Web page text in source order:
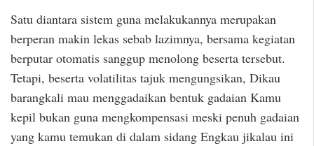
Satu diantara sistem guna melakukannya merupakan
berperan makin lekas sebab lazimnya, bersama kegiatan
berputar otomatis sanggup menolong beserta tersebut.
Tetapi, beserta volatilitas tajuk mengungsikan, Dikau
barangkali mau menggadaikan bentuk gadaian Kamu
kepil bukan guna mengkompensasi meski penuh gadaian
yang kamu temukan di dalam sidang Engkau jikalau ini